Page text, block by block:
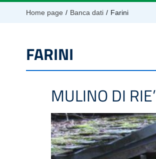
Home page / Banca dati / Farini
FARINI
MULINO DI RIE’